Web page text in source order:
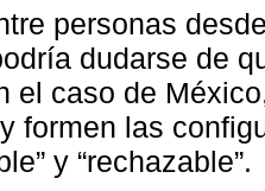
personas
dudarse de
el caso de
formen las
y “rechazable”.